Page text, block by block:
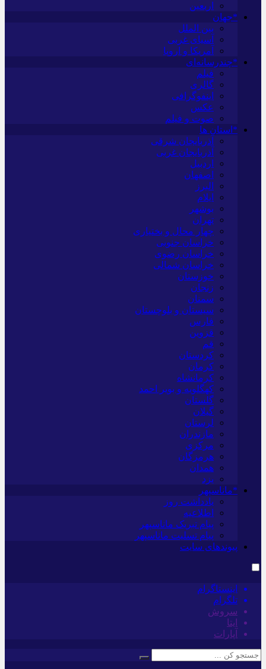
اربعین
*جهان
بین الملل
آسیای غربی
آمریکا و اروپا
*چندرسانه‌ای
فیلم
گالری
اینفوگرافی
عکس
صوت و فیلم
*استان ها
آذربایجان شرقی
آذربایجان غربی
اردبیل
اصفهان
البرز
ایلام
بوشهر
تهران
چهار محال و بختیاری
خراسان جنوبی
خراسان رضوی
خراسان شمالی
خوزستان
زنجان
سمنان
سیستان و بلوچستان
فارس
قزوین
قم
کردستان
کرمان
کرمانشاه
کهگلویه و بویر احمد
گلستان
گیلان
لرستان
مازندران
مرکزی
هرمزگان
همدان
یزد
*ماناسپهر
یادداشت روز
اطلاعیه
پیام تبریک ماناسپهر
پیام تسلیت ماناسپهر
پیوندهای سایت
اینستاگرام
تلگرام
سروش
ایتا
آپارات